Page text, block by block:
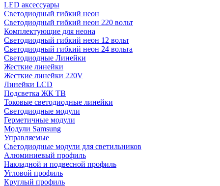
LED аксессуары
Светодиодный гибкий неон
Светодиодный гибкий неон 220 вольт
Комплектующие для неона
Светодиодный гибкий неон 12 вольт
Светодиодный гибкий неон 24 вольта
Светодиодные Линейки
Жесткие линейки
Жесткие линейки 220V
Линейки LCD
Подсветка ЖК ТВ
Токовые светодиодные линейки
Светодиодные модули
Герметичные модули
Модули Samsung
Управляемые
Светодиодные модули для светильников
Алюминиевый профиль
Накладной и подвесной профиль
Угловой профиль
Круглый профиль